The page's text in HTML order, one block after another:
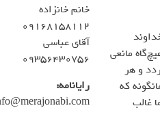
مانعی
و هر
که
غالب
خانم خانزاده
۰۹۱۶۸۱۵۸۱۱۲
آقای عباسی
۰۹۳۵۶۴۳۰۷۵۶
رایانامه: